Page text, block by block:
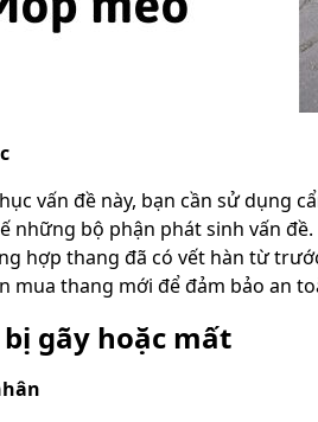
vấn đề này, bạn cần sử dụng
những bộ phận phát sinh vấn
hợp thang đã có vết hàn từ
mua thang mới để đảm bảo an
bị gãy hoặc mất